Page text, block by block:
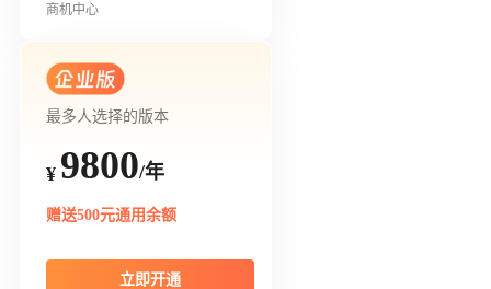
商机中心
最多人选择的版本
¥ 9800/年
赠送500元通用余额
立即开通